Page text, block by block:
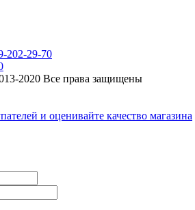
202-29-70
2020 Все права защищены